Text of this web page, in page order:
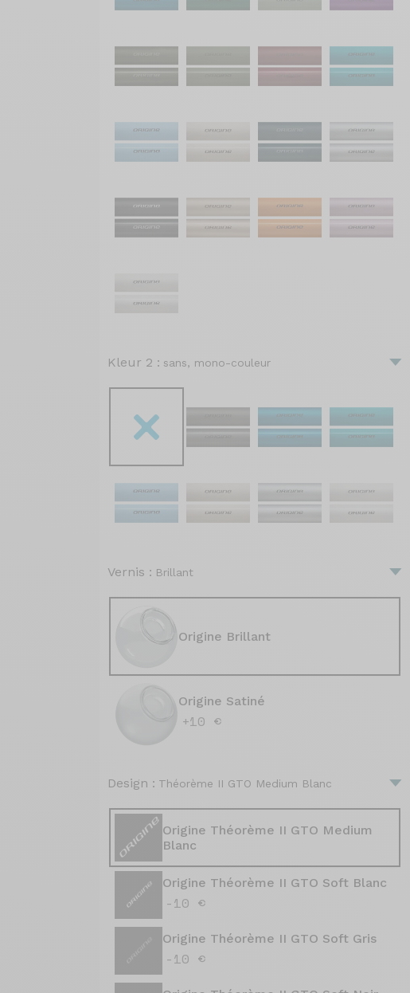
Kleur 2 : sans, mono-couleur
Vernis : Brillant
Origine Brillant
Origine Satiné
+10 €
Design : Théorème II GTO Medium Blanc
Origine Théorème II GTO Medium
Blanc
Origine Théorème II GTO Soft Blanc
-10 €
Origine Théorème II GTO Soft Gris
-10 €